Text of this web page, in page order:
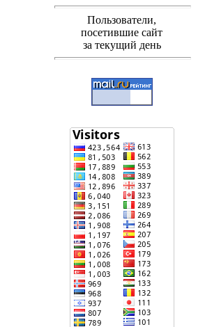
Пользователи,
посетившие сайт
за текущий день